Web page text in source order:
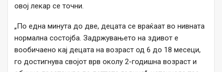
овој лекар се точни.
„По една минута до две, децата се враќаат во нивната
нормална состојба. Задржувањето на здивот е
вообичаено кај децата на возраст од 6 до 18 месеци,
го достигнува својот врв околу 2-годишна возраст и